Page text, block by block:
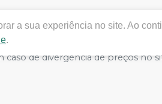
| DENTAL SHALON
Funcionamento ANVISA -
da Silva CRF/MG nº
caso de divergência de preços
a sua experiência no site. Ao
.